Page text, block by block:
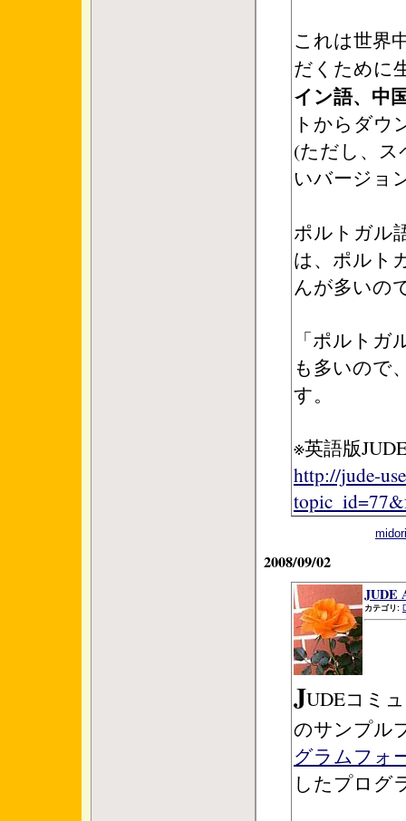
これは世界
だくために
イン語、中
トからダウ
(ただし、ス
いバージョ
ポルトガル
は、ポルト
んが多いの
「ポルト
も多いので
す。
※英語版
http://jude-
2008/09/02
JUDE
カテゴリ:
JUDEコミ
のサンプル
グラムフォ
したプログ